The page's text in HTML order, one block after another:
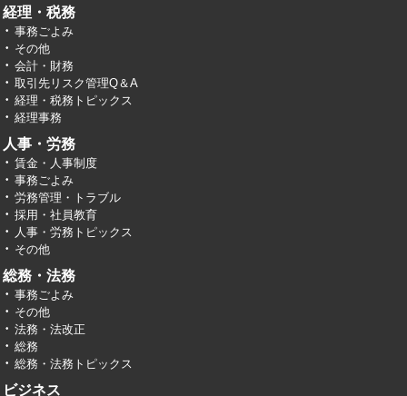
経理・税務
事務ごよみ
その他
会計・財務
取引先リスク管理Q＆A
経理・税務トピックス
経理事務
人事・労務
賃金・人事制度
事務ごよみ
労務管理・トラブル
採用・社員教育
人事・労務トピックス
その他
総務・法務
事務ごよみ
その他
法務・法改正
総務
総務・法務トピックス
ビジネス